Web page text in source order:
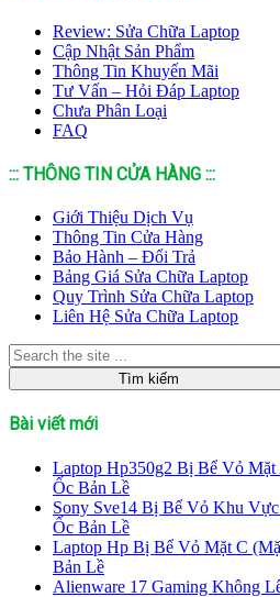
Review: Sửa Chữa Laptop
Cập Nhật Sản Phẩm
Thông Tin Khuyến Mãi
Tư Vấn – Hỏi Đáp Laptop
Chưa Phân Loại
FAQ
::: THÔNG TIN CỬA HÀNG :::
Giới Thiệu Dịch Vụ
Thông Tin Cửa Hàng
Bảo Hành – Đổi Trả
Bảng Giá Sửa Chữa Laptop
Quy Trình Sửa Chữa Laptop
Liên Hệ Sửa Chữa Laptop
Bài viết mới
Laptop Hp350g2 Bị Bể Vỏ
Ốc Bản Lề
Sony Sve14 Bị Bể Vỏ Khu
Ốc Bản Lề
Laptop Hp Bị Bể Vỏ Mặt C
Bản Lề
Alienware 17 Gaming Không